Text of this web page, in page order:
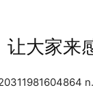
大家来